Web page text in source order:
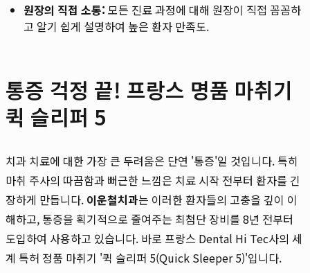
원장의 직접 소통: 모든 진료 과정에 대해 원장이 직접 꼼꼼하
고 알기 쉽게 설명하여 높은 환자 만족도.
통증 걱정 끝! 프랑스 명품 마취기
퀵 슬리퍼 5
치과 치료에 대한 가장 큰 두려움은 단연 '통증'일 것입니다. 특히
마취 주사의 따끔함과 뻐근한 느낌은 치료 시작 전부터 환자를 긴
장하게 만듭니다. 이운철치과는 이러한 환자들의 고충을 깊이 이
해하고, 통증을 획기적으로 줄여주는 최첨단 장비를 8년 전부터
도입하여 사용하고 있습니다. 바로 프랑스 Dental Hi Tec사의 세
계 특허 정품 마취기 '퀵 슬리퍼 5(Quick Sleeper 5)'입니다.